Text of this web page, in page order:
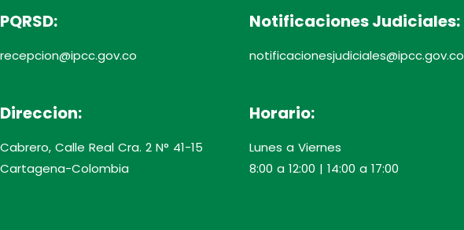
PQRSD:
recepcion@ipcc.gov.co
Notificaciones Judiciales:
notificacionesjudiciales@ipcc.gov.co
Direccion:
Cabrero, Calle Real Cra. 2 N° 41-15
Cartagena-Colombia
Horario:
Lunes a Viernes
8:00 a 12:00 | 14:00 a 17:00